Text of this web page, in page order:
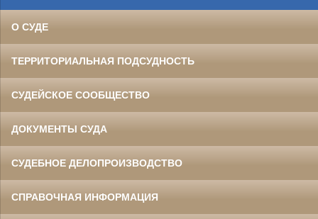
О СУДЕ
ТЕРРИТОРИАЛЬНАЯ ПОДСУДНОСТЬ
СУДЕЙСКОЕ СООБЩЕСТВО
ДОКУМЕНТЫ СУДА
СУДЕБНОЕ ДЕЛОПРОИЗВОДСТВО
СПРАВОЧНАЯ ИНФОРМАЦИЯ